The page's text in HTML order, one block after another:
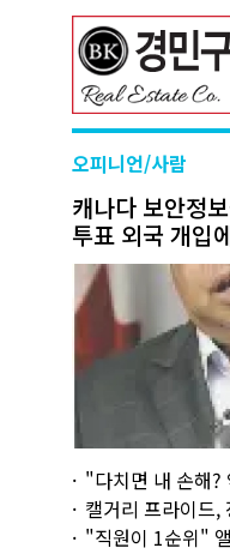
오피니언/사람
캐나다 보안정
투표 외국 개입
"다치면 내 손해?
캘거리 프라이드,
"직원이 1순위"